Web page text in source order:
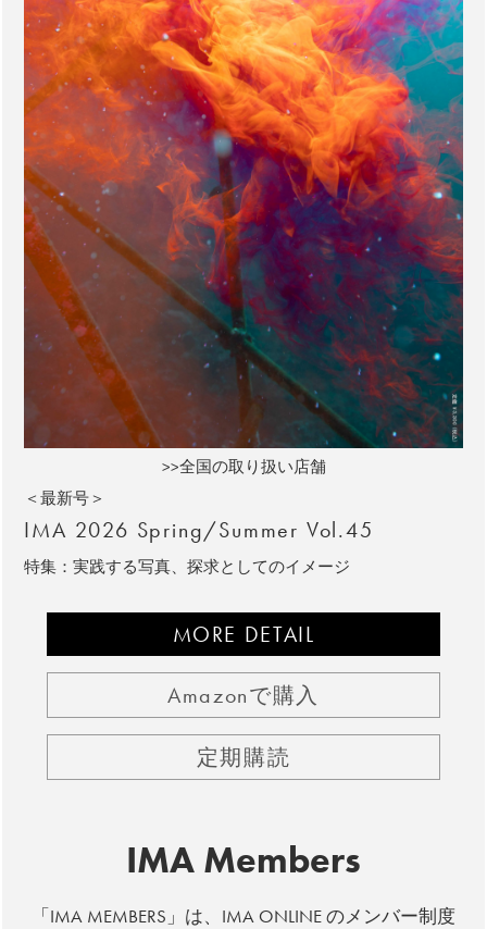
>>全国の取り扱い店舗
＜最新号＞
IMA 2026 Spring/Summer Vol.45
特集：実践する写真、探求としてのイメージ
MORE DETAIL
Amazonで購入
定期購読
IMA Members
「IMA MEMBERS」は、IMA ONLINE のメンバー制度